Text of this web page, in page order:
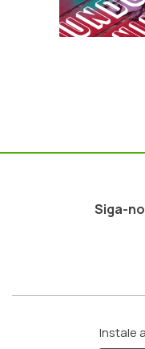
Siga-
Instale